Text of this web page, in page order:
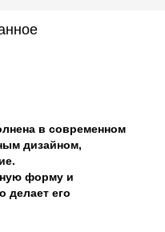
в современном
дизайном,
форму и
делает его